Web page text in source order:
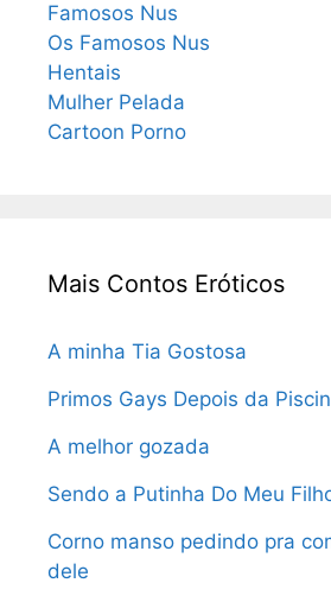
Famosos Nus
Os Famosos Nus
Hentais
Mulher Pelada
Cartoon Porno
Mais Contos Eróticos
A minha Tia Gostosa
Primos Gays Depois da
A melhor gozada
Sendo a Putinha Do Meu
Corno manso pedindo pra
dele